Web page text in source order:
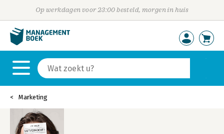
Op werkdagen voor 23:00 besteld, morgen in huis
Marketing